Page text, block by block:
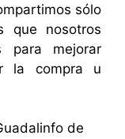
sólo
que nosotros
para mejorar
la compra u
de